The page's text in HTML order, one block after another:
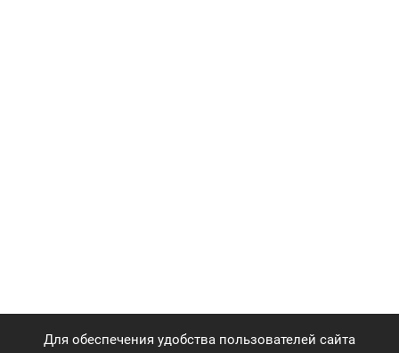
Для обеспечения удобства пользователей сайта